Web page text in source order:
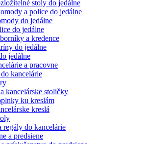
stoly do jedálne
a police do jedálne
do jedálne
do jedálne
a kredence
do jedálne
jedálne
a pracovne
kancelárie
kancelárske stoličky
ku kreslám
kreslá
regály do kancelárie
a predsiene